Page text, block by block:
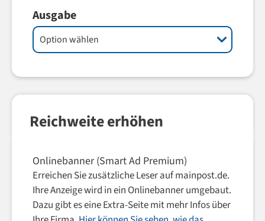
Ausgabe
Reichweite erhöhen
Onlinebanner (Smart Ad Premium)
Erreichen Sie zusätzliche Leser auf mainpost.de.
Ihre Anzeige wird in ein Onlinebanner umgebaut.
Dazu gibt es eine Extra-Seite mit mehr Infos über